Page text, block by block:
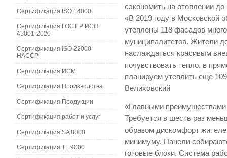
сэкономить на отоплении до
«В 2019 году в Московской
утеплены 118 фасадов
муниципалитетов. Жители
наслаждаться красивым
почувствовать тепло, в
планируем утеплить еще
Велиховский
«Главными
Требуется в шесть раз
образом дискомфорт
минимуму. Панели
готовые блоки. Система
Сертификация ISO 14000
Сертификация ГОСТ Р ИСО
45001-2020
Сертификация ISO 22000
HACCP
Сертификация ИСМ
Сертификация Производства
Сертификация Продукции
Сертификация работ и услуг
Сертификация SA 8000
Сертификация TL 9000